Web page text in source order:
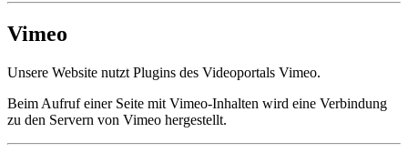
Vimeo
Unsere Website nutzt Plugins des Videoportals Vimeo.
Beim Aufruf einer Seite mit Vimeo-Inhalten wird eine Verbindung
zu den Servern von Vimeo hergestellt.